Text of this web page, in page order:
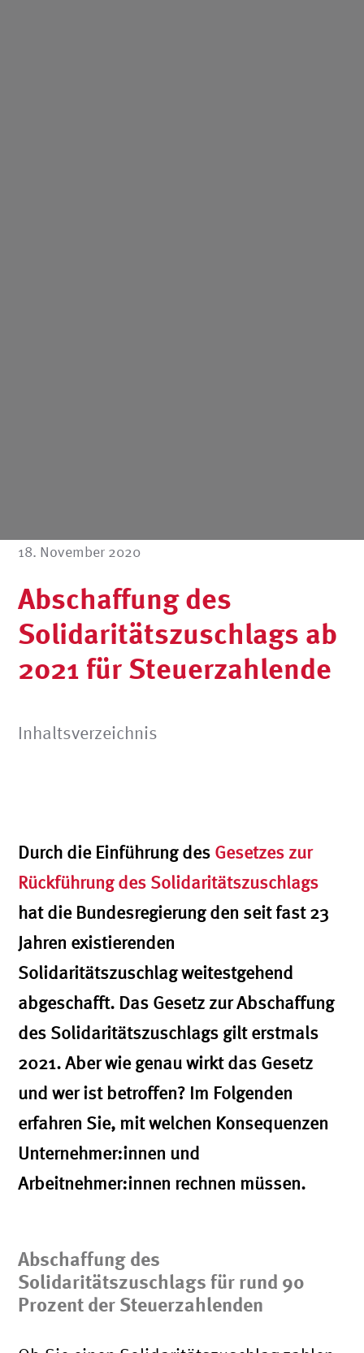
18. November 2020
Abschaffung des
Solidaritätszuschlags ab
2021 für Steuerzahlende
Inhaltsverzeichnis
Durch die Einführung des Gesetzes zur
Rückführung des Solidaritätszuschlags
hat die Bundesregierung den seit fast 23
Jahren existierenden
Solidaritätszuschlag weitestgehend
abgeschafft. Das Gesetz zur Abschaffung
des Solidaritätszuschlags gilt erstmals
2021. Aber wie genau wirkt das Gesetz
und wer ist betroffen? Im Folgenden
erfahren Sie, mit welchen Konsequenzen
Unternehmer:innen und
Arbeitnehmer:innen rechnen müssen.
Abschaffung des
Solidaritätszuschlags für rund 90
Prozent der Steuerzahlenden